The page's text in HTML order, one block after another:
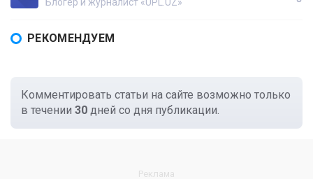
Блогер и журналист «UPL.UZ»
РЕКОМЕНДУЕМ
Комментировать статьи на сайте возможно только
в течении 30 дней со дня публикации.